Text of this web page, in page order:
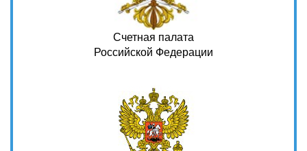
Счетная палата
Российской Федерации